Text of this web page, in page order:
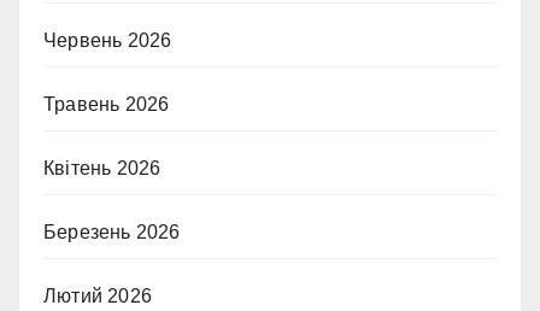
Червень 2026
Травень 2026
Квітень 2026
Березень 2026
Лютий 2026